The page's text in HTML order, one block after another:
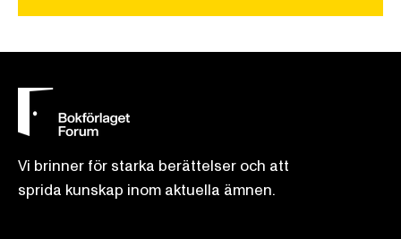
Vi brinner för starka berättelser och att
sprida kunskap inom aktuella ämnen.